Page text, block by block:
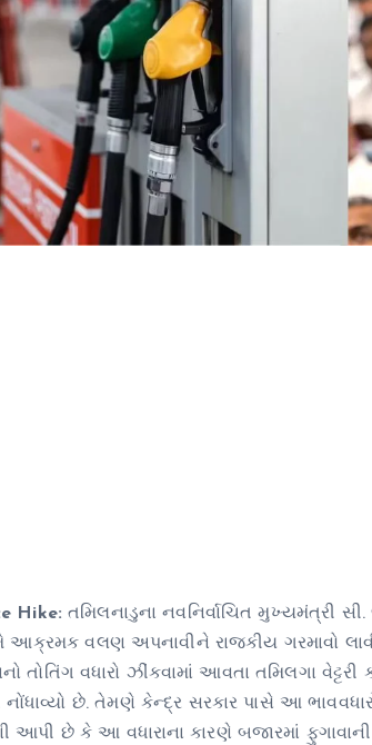
Hike: તમિલનાડુના નવનિર્વાચિત મુખ્યમંત્રી
વલણ અપનાવીને રાજકીય ગરમાવો લાવી
તોતિંગ વધારો ઝીંકવામાં આવતા તમિલગા
નોંધાવ્યો છે. તેમણે કેન્દ્ર સરકાર પાસે આ
છે કે આ વધારાના કારણે બજારમાં